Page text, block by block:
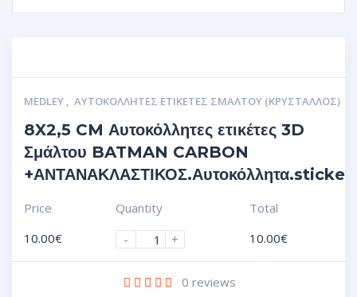
MEDLEY , ΑΥΤΟΚΌΛΛΗΤΕΣ ΕΤΙΚΈΤΕΣ ΣΜΆΛΤΟΥ (ΚΡΥΣΤΑΛΛΟΣ)
8X2,5 CM Αυτοκόλλητες ετικέτες 3D
Σμάλτου BATMAN CARBON
Price
10.00€
Quantity
-
+
Total
10.00€
0 reviews